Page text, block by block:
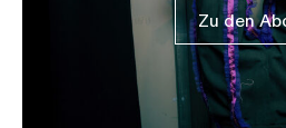
Zu den